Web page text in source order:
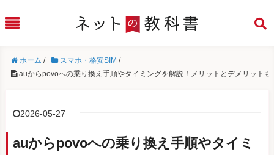
ホーム / スマホ・格安SIM /
auからpovoへの乗り換え手順やタイミングを解説！メリットとデメリットも
2026-05-27
auからpovoへの乗り換え手順やタイミ